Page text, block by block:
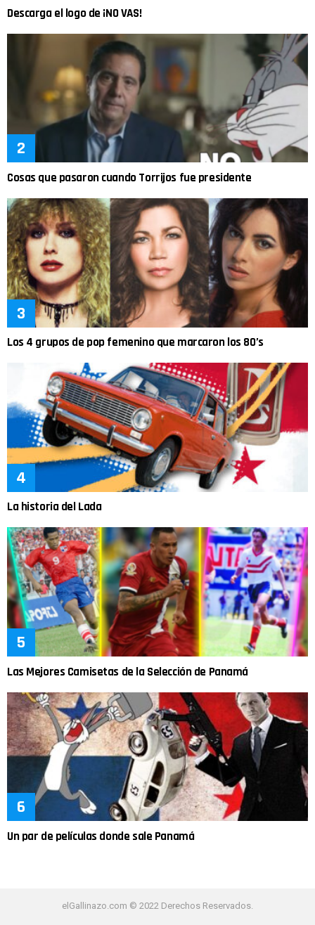
Descarga el logo de ¡NO VAS!
Cosas que pasaron cuando Torrijos fue presidente
Los 4 grupos de pop femenino que marcaron los 80’s
La historia del Lada
Las Mejores Camisetas de la Selección de Panamá
Un par de películas donde sale Panamá
elGallinazo.com © 2022 Derechos Reservados.